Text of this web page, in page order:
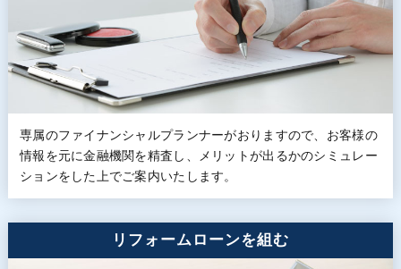
専属のファイナンシャルプランナーがおりますので、お客様の
情報を元に金融機関を精査し、メリットが出るかのシミュレー
ションをした上でご案内いたします。
リフォームローンを組む